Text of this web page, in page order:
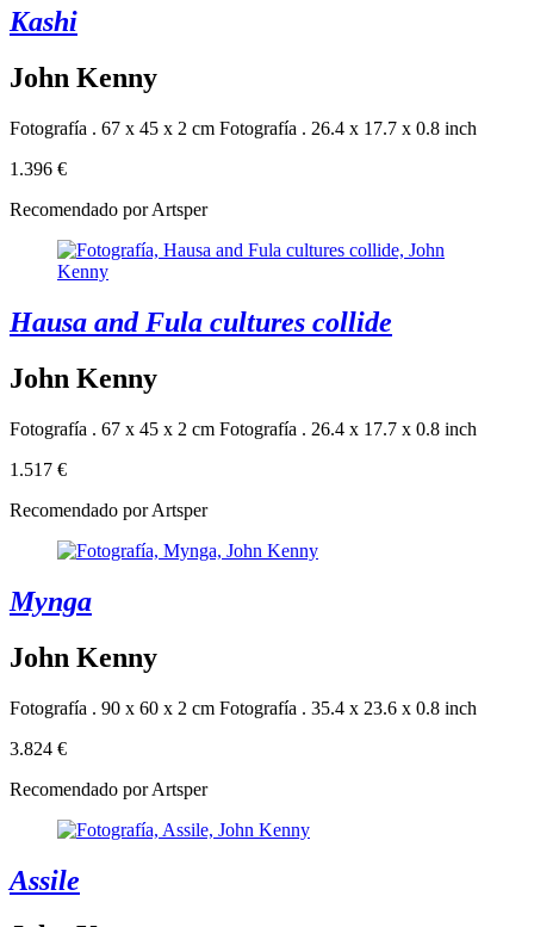
Kashi
John Kenny
Fotografía . 67 x 45 x 2 cm Fotografía . 26.4 x 17.7 x 0.8 inch
1.396 €
Recomendado por Artsper
Hausa and Fula cultures collide
John Kenny
Fotografía . 67 x 45 x 2 cm Fotografía . 26.4 x 17.7 x 0.8 inch
1.517 €
Recomendado por Artsper
Mynga
John Kenny
Fotografía . 90 x 60 x 2 cm Fotografía . 35.4 x 23.6 x 0.8 inch
3.824 €
Recomendado por Artsper
Assile